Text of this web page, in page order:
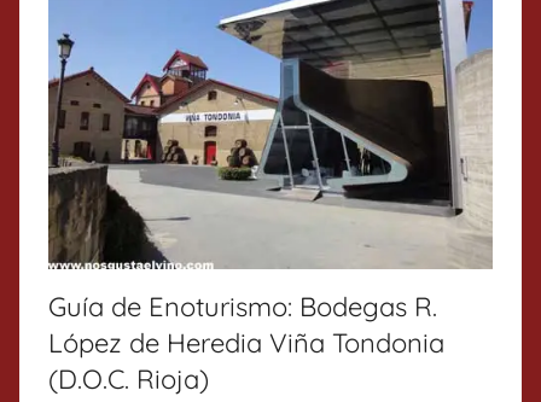
Guía de Enoturismo: Bodegas R.
López de Heredia Viña Tondonia
(D.O.C. Rioja)